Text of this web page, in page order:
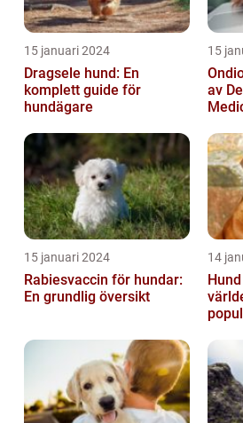
15 januari 2024
Dragsele hund: En
komplett guide för
hundägare
15
av
15 januari 2024
Rabiesvaccin för hundar:
En grundlig översikt
14